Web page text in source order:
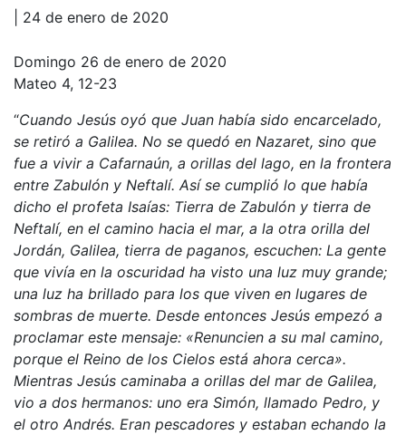
| 24 de enero de 2020
Domingo 26 de enero de 2020
Mateo 4, 12-23
“Cuando Jesús oyó que Juan había sido encarcelado,
se retiró a Galilea. No se quedó en Nazaret, sino que
fue a vivir a Cafarnaún, a orillas del lago, en la frontera
entre Zabulón y Neftalí. Así se cumplió lo que había
dicho el profeta Isaías: Tierra de Zabulón y tierra de
Neftalí, en el camino hacia el mar, a la otra orilla del
Jordán, Galilea, tierra de paganos, escuchen: La gente
que vivía en la oscuridad ha visto una luz muy grande;
una luz ha brillado para los que viven en lugares de
sombras de muerte. Desde entonces Jesús empezó a
proclamar este mensaje: «Renuncien a su mal camino,
porque el Reino de los Cielos está ahora cerca».
Mientras Jesús caminaba a orillas del mar de Galilea,
vio a dos hermanos: uno era Simón, llamado Pedro, y
el otro Andrés. Eran pescadores y estaban echando la